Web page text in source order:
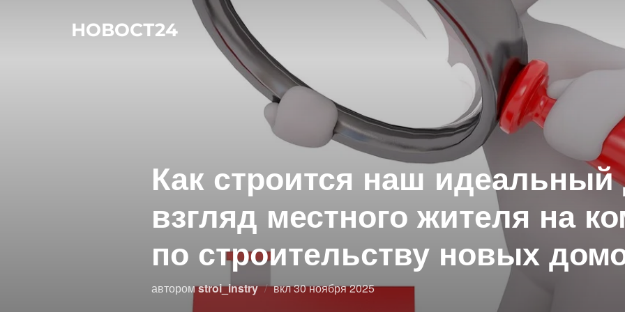
НОВОСТ24
Как строится наш
взгляд местного жителя на
по строительству новых
авторомstroi_instry вклОпубликовано
30 ноября 2025